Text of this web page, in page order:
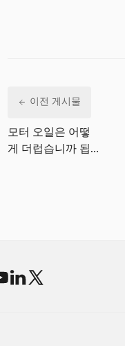
이전 게시물
모터 오일은 어떻
게 더럽습니까 됩